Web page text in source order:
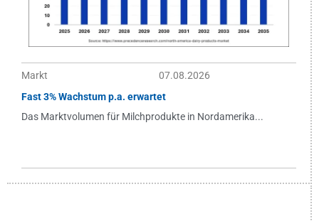
Markt
07.08.2026
Fast 3% Wachstum p.a. erwartet
Das Marktvolumen für Milchprodukte in Nordamerika...